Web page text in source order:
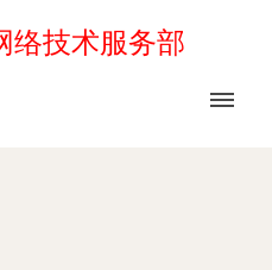
络技术服务部